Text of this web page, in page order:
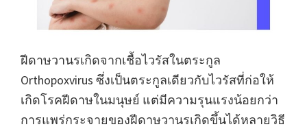
ฝีดาษวานรเกิดจากเชื้อไวรัสในตระกูล
Orthopoxvirus ซึ่งเป็นตระกูลเดียวกับไวรัสที่ก่อให้
เกิดโรคฝีดาษในมนุษย์ แต่มีความรุนแรงน้อยกว่า
การแพร่กระจายของฝีดาษวานรเกิดขึ้นได้หลายวิธี